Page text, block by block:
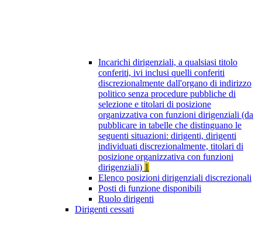
Incarichi dirigenziali, a qualsiasi titolo
conferiti, ivi inclusi quelli conferiti
discrezionalmente dall'organo di indirizzo
politico senza procedure pubbliche di
selezione e titolari di posizione
organizzativa con funzioni dirigenziali (da
pubblicare in tabelle che distinguano le
seguenti situazioni: dirigenti, dirigenti
individuati discrezionalmente, titolari di
posizione organizzativa con funzioni
dirigenziali) 1
Elenco posizioni dirigenziali discrezionali
Posti di funzione disponibili
Ruolo dirigenti
Dirigenti cessati